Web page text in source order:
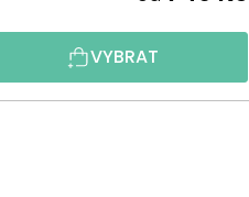
VYBRAT